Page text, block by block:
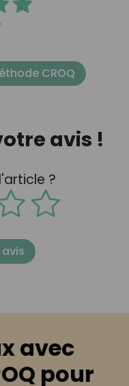
CROQ
avis !
?
avec
pour